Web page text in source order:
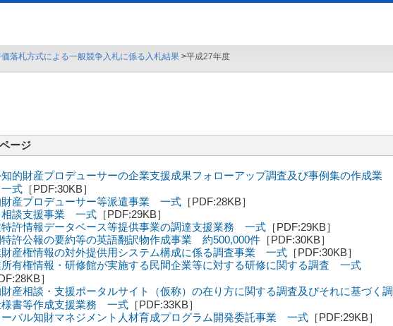
落札方式による一般競争入札に係る入札結果 平成27年度
ージ
的財産プロデューサーの企業支援成果フォローアップ調査及び事例集の作成業
式 ［PDF:30KB］
財産プロデューサー等派遣事業 一式 ［PDF:28KB］
相談支援事業 一式 ［PDF:29KB］
特許情報データベース等提供事業の調達支援業務 一式 ［PDF:29KB］
許公報の要約等の英語翻訳物作成事業 約500,000件 ［PDF:30KB］
財産権情報の対外提供用システム構成に係る調査事業 一式 ［PDF:30KB］
所有権情報・研修館が実施する民間企業等に対する研修に関する調査 一式
］
産相談・支援ポータルサイト（仮称）の在り方に関する調査及びそれに基づく調
様書等作成支援業務 一式 ［PDF:33KB］
ーバル知財マネジメント人材育成プログラム開発委託事業 一式 ［PDF:29KB］